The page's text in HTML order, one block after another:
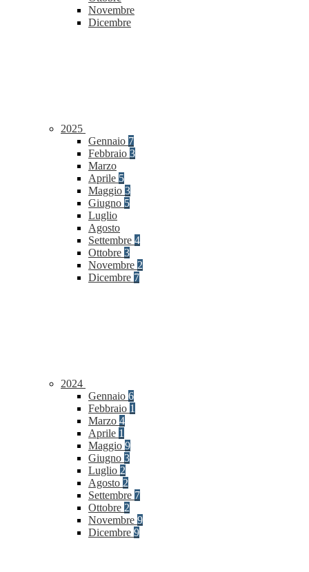
Novembre
Dicembre
2025
Gennaio 7
Febbraio 3
Marzo
Aprile 5
Maggio 3
Giugno 5
Luglio
Agosto
Settembre 4
Ottobre 3
Novembre 2
Dicembre 7
2024
Gennaio 6
Febbraio 1
Marzo 4
Aprile 1
Maggio 9
Giugno 3
Luglio 2
Agosto 2
Settembre 7
Ottobre 2
Novembre 9
Dicembre 9